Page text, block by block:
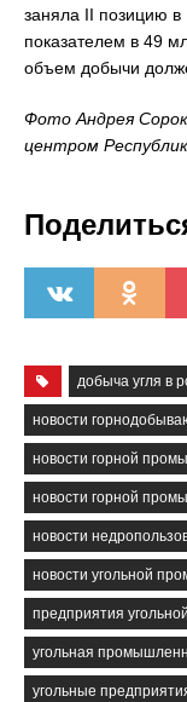
заняла II позицию в
показателем в 49
объем добычи
Фото Андрея
центром
добыча угля в
новости
новости горной
новости горной
новости
новости угольной
предприятия
угольная
угольные